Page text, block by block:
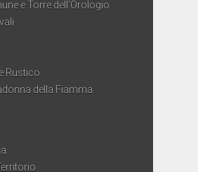
e Torre dell’Orologio
Rustico
della Fiamma